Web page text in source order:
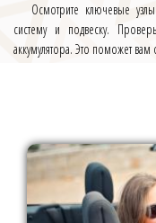
Осмотрите ключевые
систему и подвеску.
аккумулятора. Это поможет